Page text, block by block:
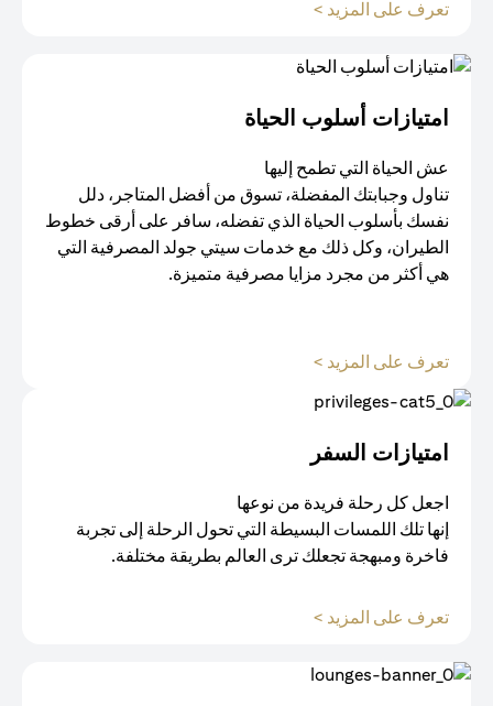
تعرف على المزيد >
امتيازات أسلوب الحياة​
عش الحياة التي تطمح إليها
تناول وجبابتك المفضلة، تسوق من أفضل المتاجر، دلل
نفسك بأسلوب الحياة الذي تفضله، سافر على أرقى خطوط
الطيران، وكل ذلك مع خدمات سيتي جولد المصرفية التي
هي أكثر من مجرد مزايا مصرفية متميزة.
تعرف على المزيد >
امتيازات السفر
اجعل كل رحلة فريدة من نوعها
إنها تلك اللمسات البسيطة التي تحول الرحلة إلى تجربة
فاخرة ومبهجة تجعلك ترى العالم بطريقة مختلفة.
تعرف على المزيد >